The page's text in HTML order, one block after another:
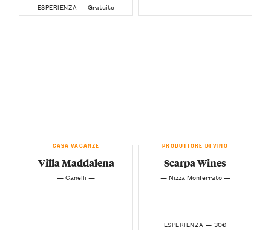
ESPERIENZA — Gratuito
CASA VACANZE
Villa Maddalena
— Canelli —
PRODUTTORE DI VINO
Scarpa Wines
— Nizza Monferrato —
ESPERIENZA — 30€